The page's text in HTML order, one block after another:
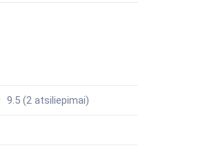
9.5 (2 atsiliepimai)